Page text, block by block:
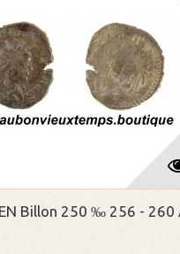
Billon 250 ‰ 256 - 260